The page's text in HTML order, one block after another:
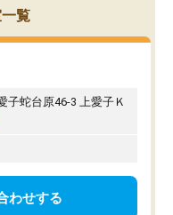
路
前より勉強に前向きに取
りたいと思える塾です。
覧
子蛇台原46-3 上愛子Ｋ
わせする